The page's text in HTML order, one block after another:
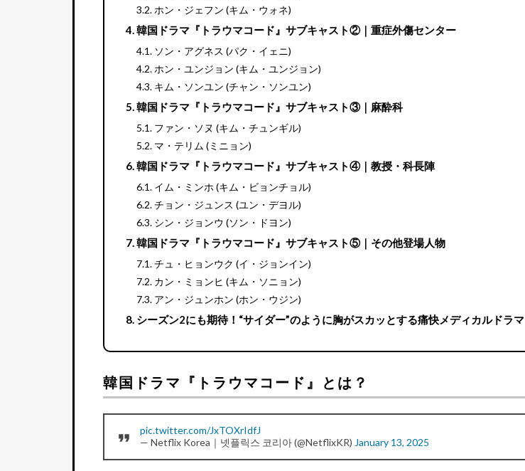
ホン・ジェフン (キム・ウォネ)
韓国ドラマ『トラウマコード』サブキャスト②｜重症外傷センター
ソン・アグネス (パク・イェニ)
ホン・ユンジョン (キム・ユンジョン)
キム・ソンユン (チャン・ソンユン)
韓国ドラマ『トラウマコード』サブキャスト③｜麻酔科
ファン・ソヌ (キム・チュンギル)
マ・テリム (ミニョン)
韓国ドラマ『トラウマコード』サブキャスト④｜教授・科長陣
イム・ミンホ (キム・ビョンチョル)
チョン・ジュンス (ユン・デヨル)
シン・ジョンウ (ソン・ドヨン)
韓国ドラマ『トラウマコード』サブキャスト⑤｜その他登場人物
チュ・ヒョンウク (イ・ジョンイン)
カン・ミョンヒ (キム・ソニョン)
アン・ジュンホン (ホン・ウジン)
シーズン2にも期待！“サイダー”のように胸がスカッとする痛快メディカルドラマ
韓国ドラマ『トラウマコード』とは？
pic.twitter.com/JxTOXrIdfJ
— Netflix Korea｜넷플릭스 코리아 (@NetflixKR) January 13, 2025